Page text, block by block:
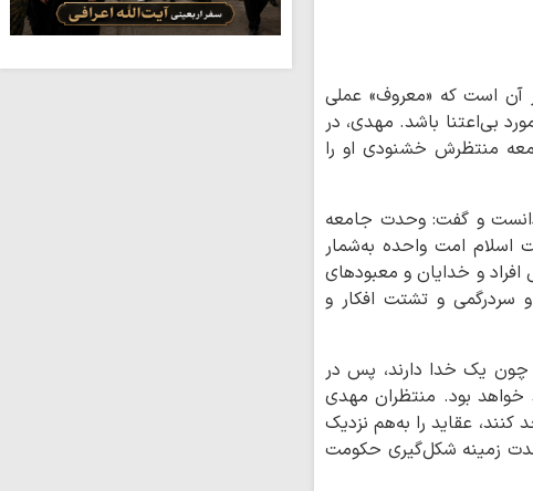
آن است که «معروف» عملی
بی‌اعتنا باشد. مهدی، در
منتظرش خشنودی او را
دانست و گفت: وحدت جامعه
امت واحده به‌شمار
و خدایان و معبودهای
و تشتت افکار و
چون یک خدا دارند، پس در
خواهد بود. منتظران مهدی
عقاید را به‌هم نزدیک
زمینه شکل‌گیری حکومت
پیدا کرد؟